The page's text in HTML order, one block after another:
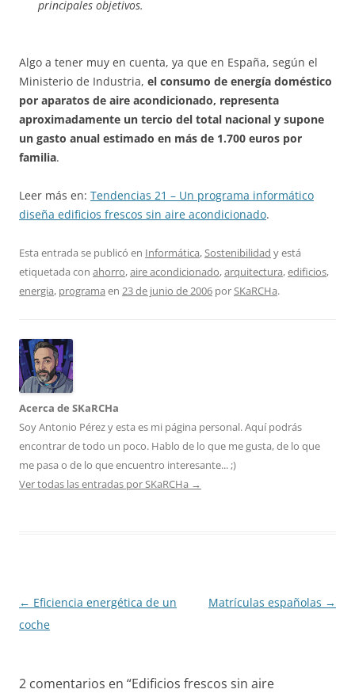
principales objetivos.
Algo a tener muy en cuenta, ya que en España, según el
Ministerio de Industria, el consumo de energía doméstico
por aparatos de aire acondicionado, representa
aproximadamente un tercio del total nacional y supone
un gasto anual estimado en más de 1.700 euros por
familia.
Leer más en: Tendencias 21 – Un programa informático
diseña edificios frescos sin aire acondicionado.
Esta entrada se publicó en Informática,Sostenibilidad y está
etiquetada con ahorro,aire acondicionado,arquitectura,edificios,
energia, programa en 23 de junio de 2006 porSKaRCHa.
Acerca de SKaRCHa
Soy Antonio Pérez y esta es mi página personal. Aquí podrás
encontrar de todo un poco. Hablo de lo que me gusta, de lo que
me pasa o de lo que encuentro interesante... ;)
Ver todas las entradas por SKaRCHa →
Navegación
de
← Eficiencia energética de un
coche
Matrículas españolas →
2 comentarios en “Edificios frescos sin aire